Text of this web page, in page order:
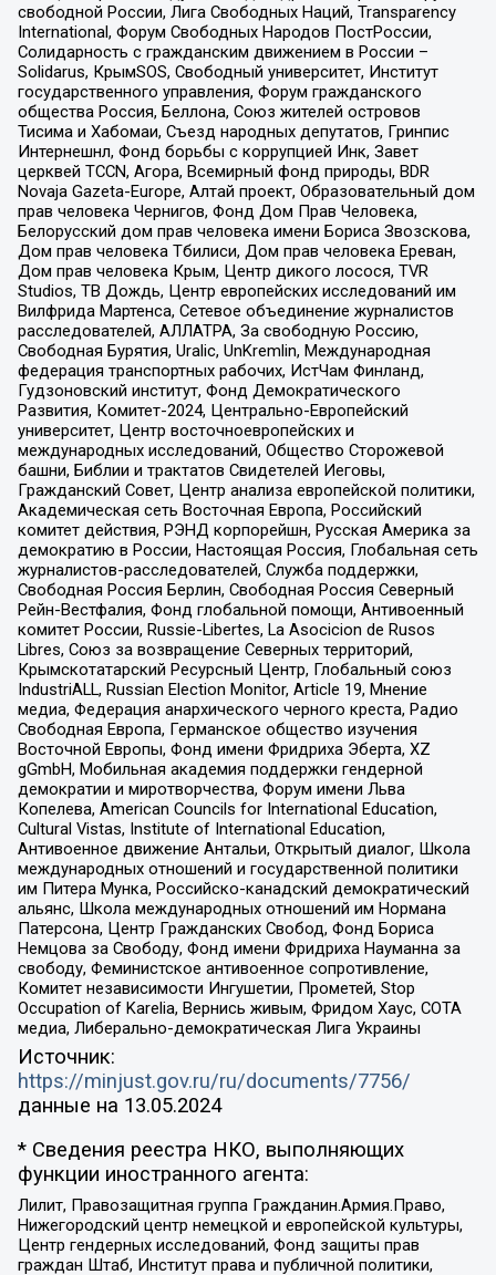
свободной России, Лига Свободных Наций, Transparеncy
International, Форум Свободных Народов ПостРоссии,
Солидарность с гражданским движением в России –
Solidarus, КрымSOS, Свободный университет, Институт
государственного управления, Форум гражданского
общества Россия, Беллона, Союз жителей островов
Тисима и Хабомаи, Съезд народных депутатов, Гринпис
Интернешнл, Фонд борьбы с коррупцией Инк, Завет
церквей TCCN, Агора, Всемирный фонд природы, BDR
Novaja Gazeta-Europe, Алтай проект, Образовательный дом
прав человека Чернигов, Фонд Дом Прав Человека,
Белорусский дом прав человека имени Бориса Звозскова,
Дом прав человека Тбилиси, Дом прав человека Ереван,
Дом прав человека Крым, Центр дикого лосося, TVR
Studios, ТВ Дождь, Центр европейских исследований им
Вилфрида Мартенса, Сетевое объединение журналистов
расследователей, АЛЛАТРА, За свободную Россию,
Свободная Бурятия, Uralic, UnKremlin, Международная
федерация транспортных рабочих, ИстЧам Финланд,
Гудзоновский институт, Фонд Демократического
Развития, Комитет-2024, Центрально-Европейский
университет, Центр восточноевропейских и
международных исследований, Общество Сторожевой
башни, Библии и трактатов Свидетелей Иеговы,
Гражданский Совет, Центр анализа европейской политики,
Академическая сеть Восточная Европа, Российский
комитет действия, РЭНД корпорейшн, Русская Америка за
демократию в России, Настоящая Россия, Глобальная сеть
журналистов-расследователей, Служба поддержки,
Свободная Россия Берлин, Свободная Россия Северный
Рейн-Вестфалия, Фонд глобальной помощи, Антивоенный
комитет России, Russie-Libertes, La Asocicion de Rusos
Libres, Союз за возвращение Северных территорий,
Крымскотатарский Ресурсный Центр, Глобальный союз
IndustriALL, Russian Election Monitor, Article 19, Мнение
медиа, Федерация анархического черного креста, Радио
Свободная Европа, Германское общество изучения
Восточной Европы, Фонд имени Фридриха Эберта, XZ
gGmbH, Мобильная академия поддержки гендерной
демократии и миротворчества, Форум имени Льва
Копелева, American Councils for International Education,
Cultural Vistas, Institute of International Education,
Антивоенное движение Антальи, Открытый диалог, Школа
международных отношений и государственной политики
им Питера Мунка, Российско-канадский демократический
альянс, Школа международных отношений им Нормана
Патерсона, Центр Гражданских Свобод, Фонд Бориса
Немцова за Свободу, Фонд имени Фридриха Науманна за
свободу, Феминистское антивоенное сопротивление,
Комитет независимости Ингушетии, Прометей, Stop
Occupation of Karelia, Вернись живым, Фридом Хаус, СОТА
медиа, Либерально-демократическая Лига Украины
Источник:
https://minjust.gov.ru/ru/documents/7756/
данные на 13.05.2024
* Сведения реестра НКО, выполняющих
функции иностранного агента:
Лилит, Правозащитная группа Гражданин.Армия.Право,
Нижегородский центр немецкой и европейской культуры,
Центр гендерных исследований, Фонд защиты прав
граждан Штаб, Институт права и публичной политики,